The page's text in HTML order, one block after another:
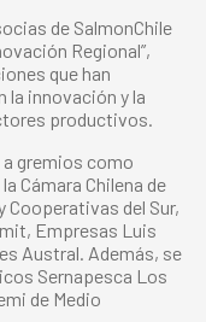
de SalmonChile
Regional”,
que han
innovación y la
productivos.
gremios como
Cámara Chilena de
Cooperativas del Sur,
Empresas Luis
Austral. Además, se
Sernapesca Los
de Medio